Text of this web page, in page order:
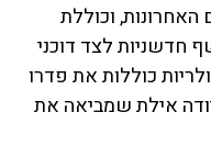
וכוללת
חדשניות לצד דוכני
כוללות את פדרו
אילת שמביאה את